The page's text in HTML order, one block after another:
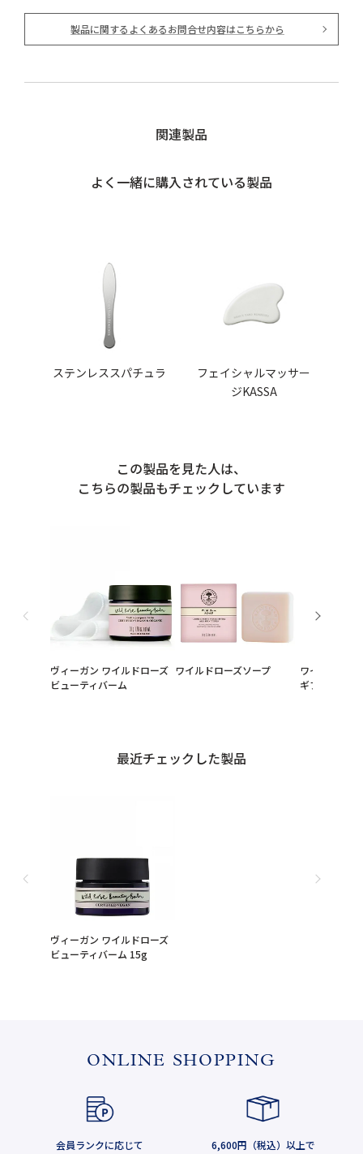
製品に関するよくあるお問合せ内容はこちらから
関連製品
よく一緒に購入されている製品
ステンレススパチュラ
フェイシャルマッサー
ジKASSA
この製品を見た人は、
こちらの製品もチェックしています
ヴィーガン ワイルドローズ
ビューティバーム
ワイルドローズソープ
ワイルドロー
ギフト（ギ
最近チェックした製品
ヴィーガン ワイルドローズ
ビューティバーム 15g
ONLINE SHOPPING
会員ランクに応じて
6,600円（税込）以上で